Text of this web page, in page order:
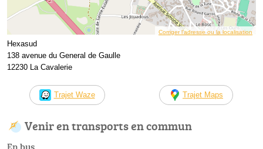
Corriger l’adresse ou la localisation
Hexasud
138 avenue du General de Gaulle
12230 La Cavalerie
Trajet Waze Trajet Maps
Venir en transports en commun